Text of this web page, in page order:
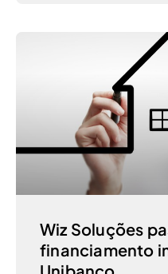
Wiz Soluções
financiamento